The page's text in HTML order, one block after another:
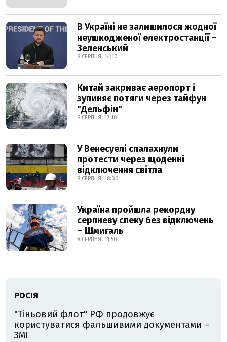
В Україні не залишилося жодної
неушкодженої електростанції –
Зеленський
8 СЕРПНЯ, 14:10
Китай закриває аеропорт і
зупиняє потяги через тайфун
"Дельфін"
8 СЕРПНЯ, 17:10
У Венесуелі спалахнули
протести через щоденні
відключення світла
8 СЕРПНЯ, 18:00
Україна пройшла рекордну
серпневу спеку без відключень
– Шмигаль
8 СЕРПНЯ, 11:50
РОСІЯ
"Тіньовий флот" РФ продовжує
користуватися фальшивими документами –
ЗМІ